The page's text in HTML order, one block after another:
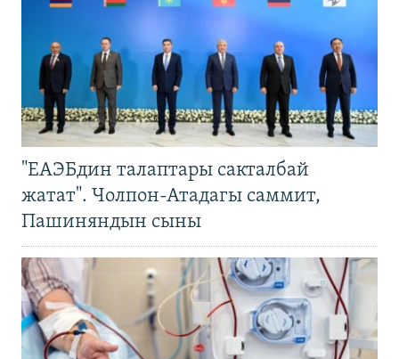
"ЕАЭБдин талаптары сакталбай
жатат". Чолпон-Атадагы саммит,
Пашиняндын сыны